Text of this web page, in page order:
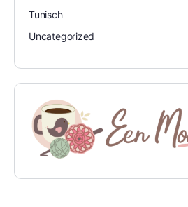
Tunisch
Uncategorized